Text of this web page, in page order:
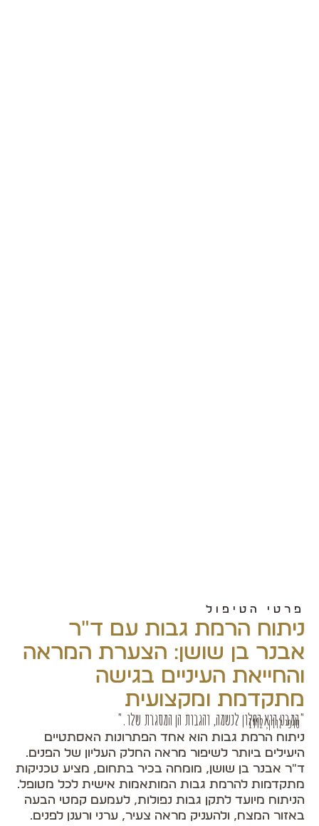
פרטי הטיפול
ניתוח הרמת גבות עם ד"ר
אבנר בן שושן: הצערת המראה
והחייאת העיניים בגישה
מתקדמת ומקצועית
"המבט הוא החלון לנשמה, והגבות הן המסגרת שלו."
סופי לורן, 1992
ניתוח הרמת גבות הוא אחד הפתרונות האסתטיים
היעילים ביותר לשיפור מראה החלק העליון של הפנים.
ד"ר אבנר בן שושן, מומחה בכיר בתחום, מציע טכניקות
מתקדמות להרמת גבות המותאמות אישית לכל מטופל.
הניתוח מיועד לתקן גבות נפולות, לעמעם קמטי הבעה
באזור המצח, ולהעניק מראה צעיר, ערני ורענן לפנים.